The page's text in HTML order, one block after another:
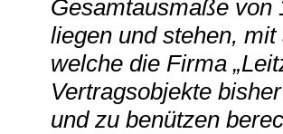
Gesamtausmaße von
liegen und stehen,
welche die Firma
Vertragsobjekte
und zu benützen